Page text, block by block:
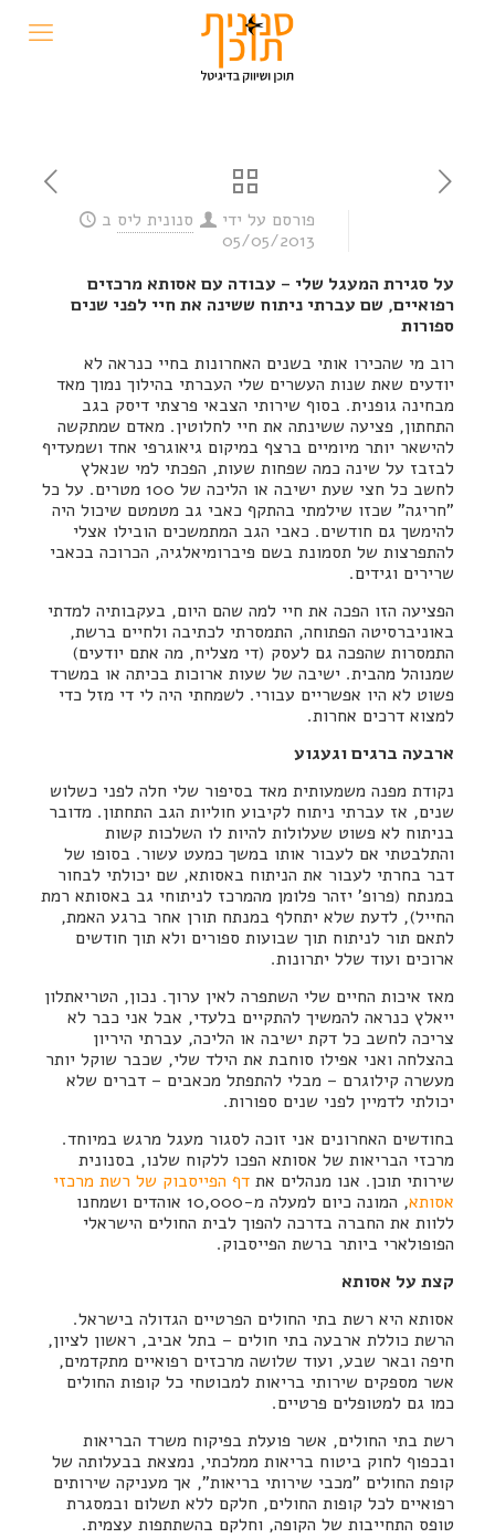
פורסם על ידי סנונית ליס ב
05/05/2013
על סגירת המעגל שלי – עבודה עם אסותא מרכזים
רפואיים, שם עברתי ניתוח ששינה את חיי לפני שנים
ספורות
רוב מי שהכירו אותי בשנים האחרונות בחיי כנראה לא
יודעים שאת שנות העשרים שלי העברתי בהילוך נמוך מאד
מבחינה גופנית. בסוף שירותי הצבאי פרצתי דיסק בגב
התחתון, פציעה ששינתה את חיי לחלוטין. מאדם שמתקשה
להישאר יותר מיומיים ברצף במיקום גיאוגרפי אחד ושמעדיף
לבזבז על שינה כמה שפחות שעות, הפכתי למי שנאלץ
לחשב כל חצי שעת ישיבה או הליכה של 100 מטרים. על כל
"חריגה" שכזו שילמתי בהתקף כאבי גב מטמטם שיכול היה
להימשך גם חודשים. כאבי הגב המתמשכים הובילו אצלי
להתפרצות של תסמונת בשם פיברומיאלגיה, הכרוכה בכאבי
שרירים וגידים.
הפציעה הזו הפכה את חיי למה שהם היום, בעקבותיה למדתי
באוניברסיטה הפתוחה, התמסרתי לכתיבה ולחיים ברשת,
התמסרות שהפכה גם לעסק (די מצליח, מה אתם יודעים)
שמנוהל מהבית. ישיבה של שעות ארוכות בכיתה או במשרד
פשוט לא היו אפשריים עבורי. לשמחתי היה לי די מזל כדי
למצוא דרכים אחרות.
ארבעה ברגים וגעגוע
נקודת מפנה משמעותית מאד בסיפור שלי חלה לפני כשלוש
שנים, אז עברתי ניתוח לקיבוע חוליות הגב התחתון. מדובר
בניתוח לא פשוט שעלולות להיות לו השלכות קשות
והתלבטתי אם לעבור אותו במשך כמעט עשור. בסופו של
דבר בחרתי לעבור את הניתוח באסותא, שם יכולתי לבחור
במנתח (פרופ' יזהר פלומן מהמרכז לניתוחי גב באסותא רמת
החייל), לדעת שלא יתחלף במנתח תורן אחר ברגע האמת,
לתאם תור לניתוח תוך שבועות ספורים ולא תוך חודשים
ארוכים ועוד שלל יתרונות.
מאז איכות החיים שלי השתפרה לאין ערוך. נכון, הטריאתלון
ייאלץ כנראה להמשיך להתקיים בלעדי, אבל אני כבר לא
צריכה לחשב כל דקת ישיבה או הליכה, עברתי היריון
בהצלחה ואני אפילו סוחבת את הילד שלי, שכבר שוקל יותר
מעשרה קילוגרם – מבלי להתפתל מכאבים – דברים שלא
יכולתי לדמיין לפני שנים ספורות.
בחודשים האחרונים אני זוכה לסגור מעגל מרגש במיוחד.
מרכזי הבריאות של אסותא הפכו ללקוח שלנו, בסנונית
שירותי תוכן. אנו מנהלים את דף הפייסבוק של רשת מרכזי
אסותא
, המונה כיום למעלה מ-10,000 אוהדים ושמחנו
ללוות את החברה בדרכה להפוך לבית החולים הישראלי
הפופולארי ביותר ברשת הפייסבוק.
קצת על אסותא
אסותא היא רשת בתי החולים הפרטיים הגדולה בישראל.
הרשת כוללת ארבעה בתי חולים – בתל אביב, ראשון לציון,
חיפה ובאר שבע, ועוד שלושה מרכזים רפואיים מתקדמים,
אשר מספקים שירותי בריאות למבוטחי כל קופות החולים
כמו גם למטופלים פרטיים.
רשת בתי החולים, אשר פועלת בפיקוח משרד הבריאות
ובכפוף לחוק ביטוח בריאות ממלכתי, נמצאת בבעלותה של
קופת החולים "מכבי שירותי בריאות", אך מעניקה שירותים
רפואיים לכל קופות החולים, חלקם ללא תשלום ובמסגרת
טופס התחייבות של הקופה, וחלקם בהשתתפות עצמית.